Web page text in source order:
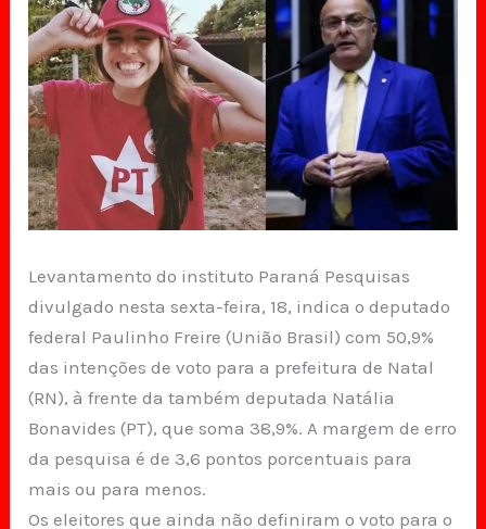
Levantamento do instituto Paraná Pesquisas
divulgado nesta sexta-feira, 18, indica o deputado
federal Paulinho Freire (União Brasil) com 50,9%
das intenções de voto para a prefeitura de Natal
(RN), à frente da também deputada Natália
Bonavides (PT), que soma 38,9%. A margem de erro
da pesquisa é de 3,6 pontos porcentuais para
mais ou para menos.
Os eleitores que ainda não definiram o voto para o